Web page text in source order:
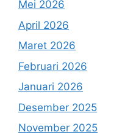
Mei 2026
April 2026
Maret 2026
Februari 2026
Januari 2026
Desember 2025
November 2025